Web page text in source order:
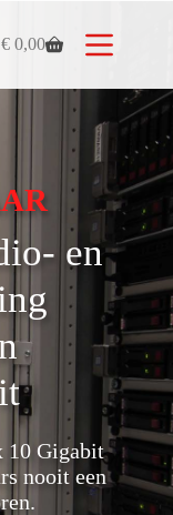
Winkelwagen
€ 0,00
en
10 Gigabit
nooit een